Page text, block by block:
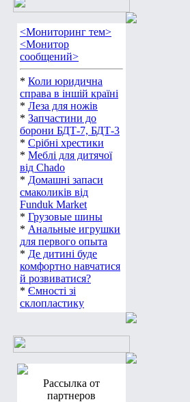
<Мониторинг тем>
<Монитор
сообщений>
* Коли юридична
справа в іншій країні
* Леза для ножів
* Запчастини до
борони БДТ-7, БДТ-3
* Срібні хрестики
* Меблі для дитячої
від Chado
* Домашні запаси
смаколиків від
Funduk Market
* Грузовые шины
* Анальные игрушки
для первого опыта
* Де дитині буде
комфортно навчатися
й розвиватися?
* Ємності зі
склопластику
Рассылка от
партнеров